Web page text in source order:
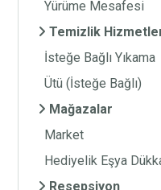
Yürüme Mesafesi
Temizlik
İsteğe Bağlı Yıkama
Ütü (İsteğe Bağlı)
Mağazalar
Market
Hediyelik Eşya